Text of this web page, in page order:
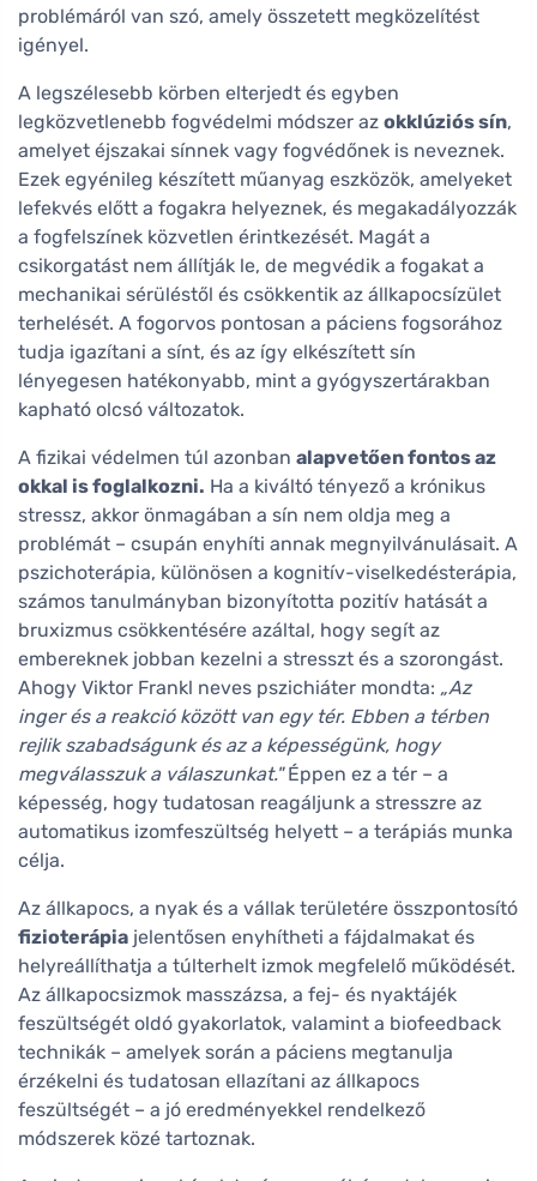
problémáról van szó, amely összetett megközelítést
igényel.
A legszélesebb körben elterjedt és egyben
legközvetlenebb fogvédelmi módszer az okklúziós sín,
amelyet éjszakai sínnek vagy fogvédőnek is neveznek.
Ezek egyénileg készített műanyag eszközök, amelyeket
lefekvés előtt a fogakra helyeznek, és megakadályozzák
a fogfelszínek közvetlen érintkezését. Magát a
csikorgatást nem állítják le, de megvédik a fogakat a
mechanikai sérüléstől és csökkentik az állkapocsízület
terhelését. A fogorvos pontosan a páciens fogsorához
tudja igazítani a sínt, és az így elkészített sín
lényegesen hatékonyabb, mint a gyógyszertárakban
kapható olcsó változatok.
A fizikai védelmen túl azonban alapvetően fontos az
okkal is foglalkozni. Ha a kiváltó tényező a krónikus
stressz, akkor önmagában a sín nem oldja meg a
problémát – csupán enyhíti annak megnyilvánulásait. A
pszichoterápia, különösen a kognitív-viselkedésterápia,
számos tanulmányban bizonyította pozitív hatását a
bruxizmus csökkentésére azáltal, hogy segít az
embereknek jobban kezelni a stresszt és a szorongást.
Ahogy Viktor Frankl neves pszichiáter mondta: „Az
inger és a reakció között van egy tér. Ebben a térben
rejlik szabadságunk és az a képességünk, hogy
megválasszuk a válaszunkat."Éppen ez a tér – a
képesség, hogy tudatosan reagáljunk a stresszre az
automatikus izomfeszültség helyett – a terápiás munka
célja.
Az állkapocs, a nyak és a vállak területére összpontosító
fizioterápia jelentősen enyhítheti a fájdalmakat és
helyreállíthatja a túlterhelt izmok megfelelő működését.
Az állkapocsizmok masszázsa, a fej- és nyaktájék
feszültségét oldó gyakorlatok, valamint a biofeedback
technikák – amelyek során a páciens megtanulja
érzékelni és tudatosan ellazítani az állkapocs
feszültségét – a jó eredményekkel rendelkező
módszerek közé tartoznak.